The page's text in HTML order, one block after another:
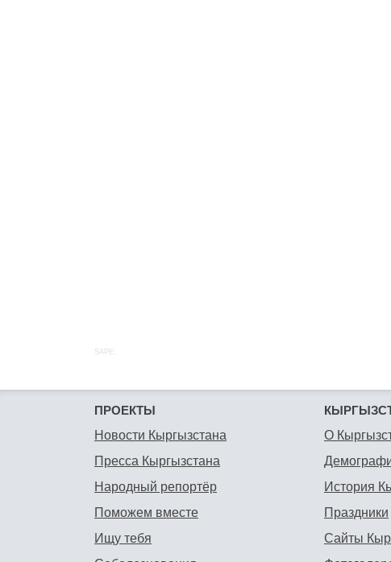
SAPE:
ПРОЕКТЫ
Новости Кыргызстана
Пресса Кыргызстана
Народный репортёр
Поможем вместе
Ищу тебя
О
История
Праздники
Сайты